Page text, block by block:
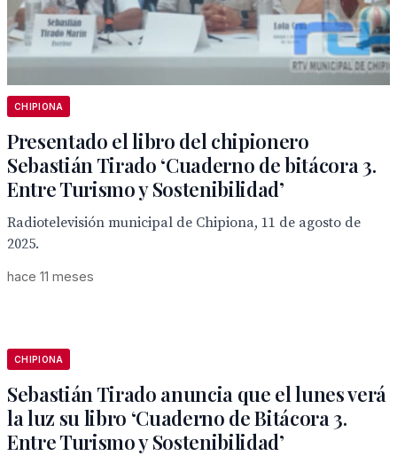
CHIPIONA
Presentado el libro del chipionero
Sebastián Tirado ‘Cuaderno de bitácora 3.
Entre Turismo y Sostenibilidad’
Radiotelevisión municipal de Chipiona, 11 de agosto de
2025.
hace 11 meses
CHIPIONA
Sebastián Tirado anuncia que el lunes verá
la luz su libro ‘Cuaderno de Bitácora 3.
Entre Turismo y Sostenibilidad’